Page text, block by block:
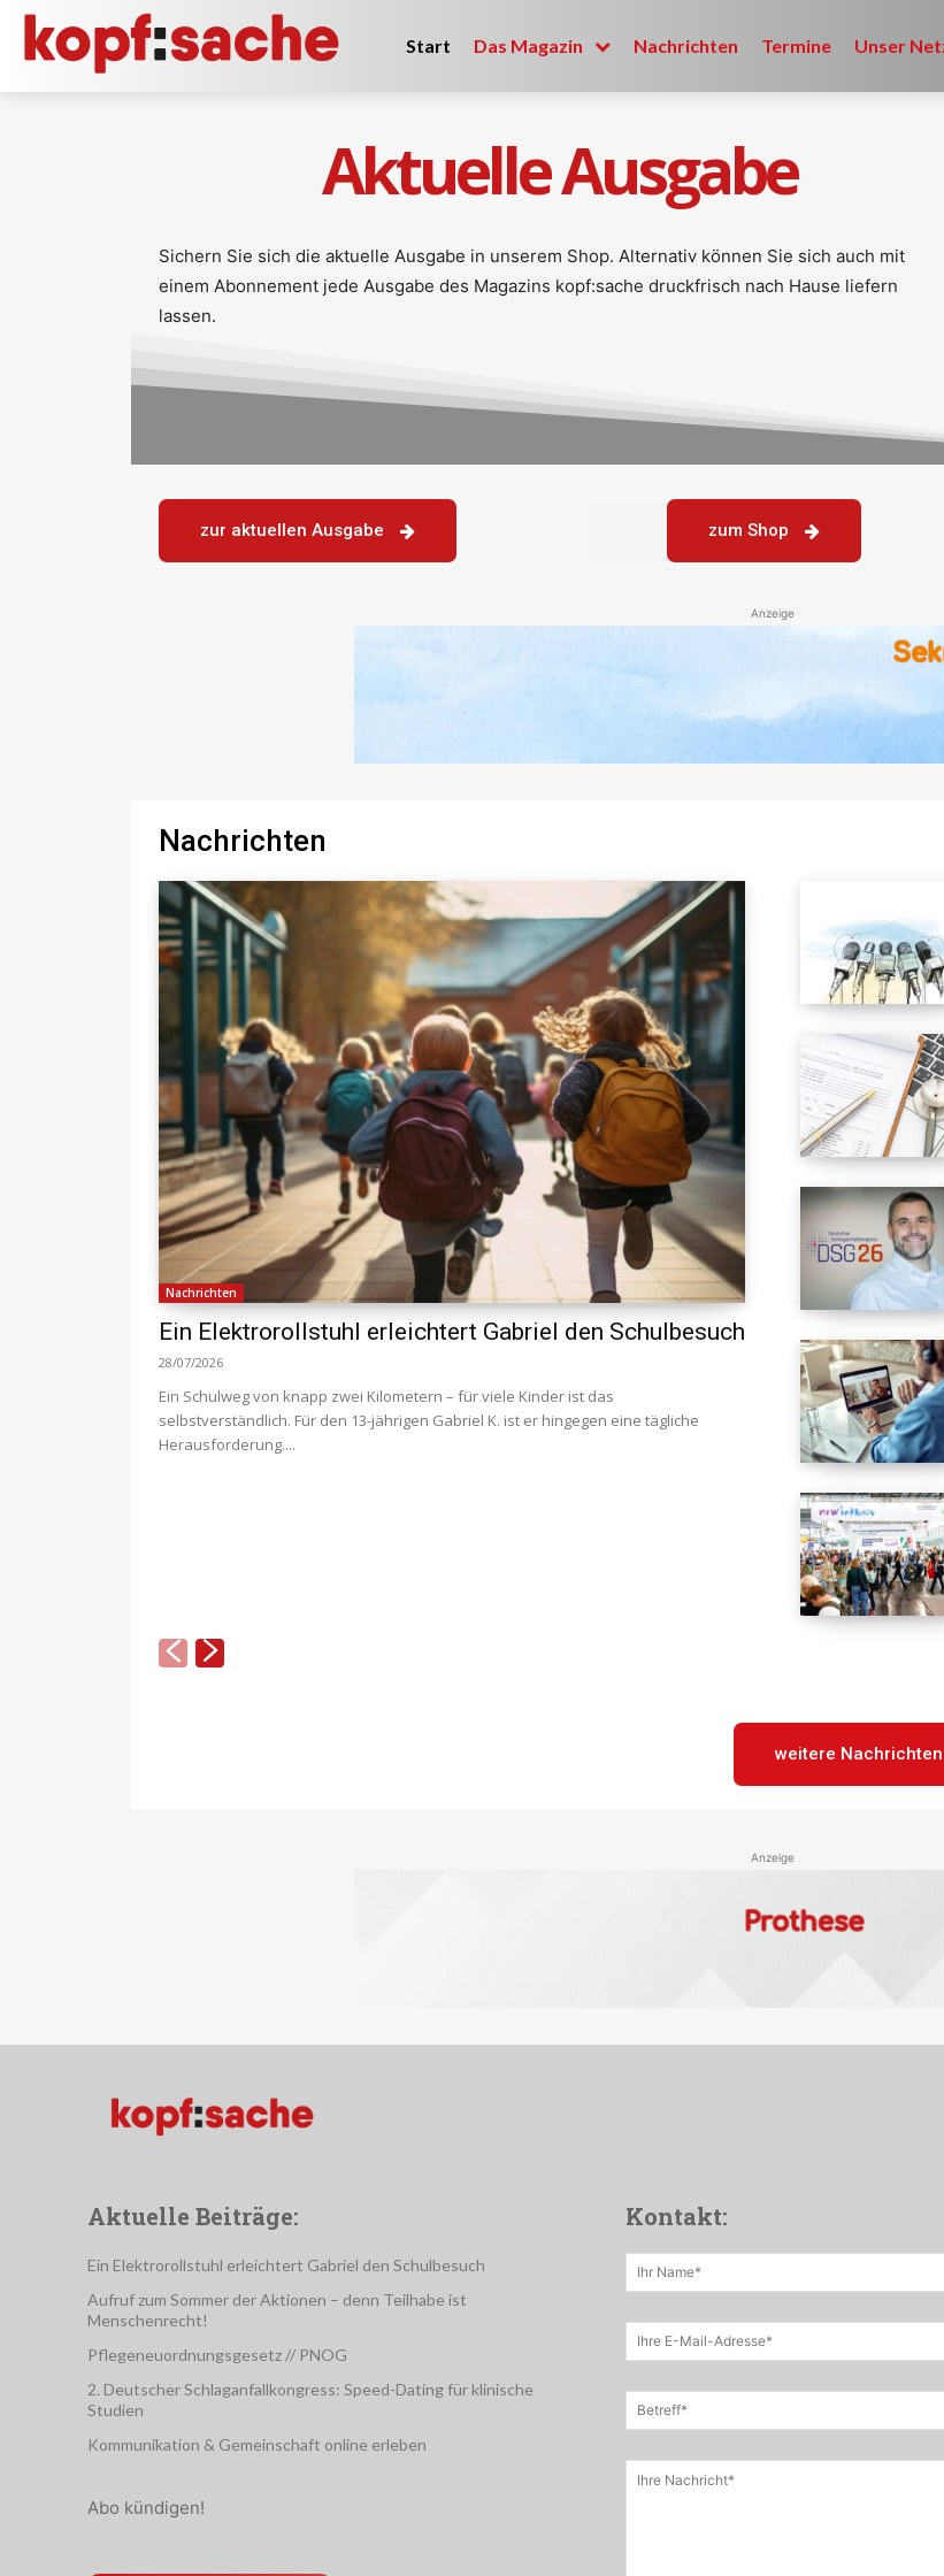
Start Das Magazin Nachrichten Termine Unser
Aktuelle Ausgabe
Sichern Sie sich die aktuelle Ausgabe in unserem Shop. Alternativ können Sie sich auch mit
einem Abonnement jede Ausgabe des Magazins kopf:sache druckfrisch nach Hause liefern
lassen.
zur aktuellen Ausgabe zum Shop
Anzeige
Nachrichten
Nachrichten
Ein Elektrorollstuhl erleichtert Gabriel den Schulbesuch
28/07/2026
Ein Schulweg von knapp zwei Kilometern – für viele Kinder ist das
selbstverständlich. Für den 13-jährigen Gabriel K. ist er hingegen eine tägliche
Herausforderung....
weitere Nachrichten
Anzeige
Aktuelle Beiträge:
Ein Elektrorollstuhl erleichtert Gabriel den Schulbesuch
Aufruf zum Sommer der Aktionen – denn Teilhabe ist
Menschenrecht!
Pflegeneuordnungsgesetz // PNOG
2. Deutscher Schlaganfallkongress: Speed-Dating für klinische
Studien
Kommunikation & Gemeinschaft online erleben
Abo kündigen!
Kontakt: